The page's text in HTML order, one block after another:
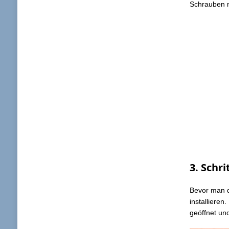
Schrauben
3.
Bevor man
installieren.
geöffnet